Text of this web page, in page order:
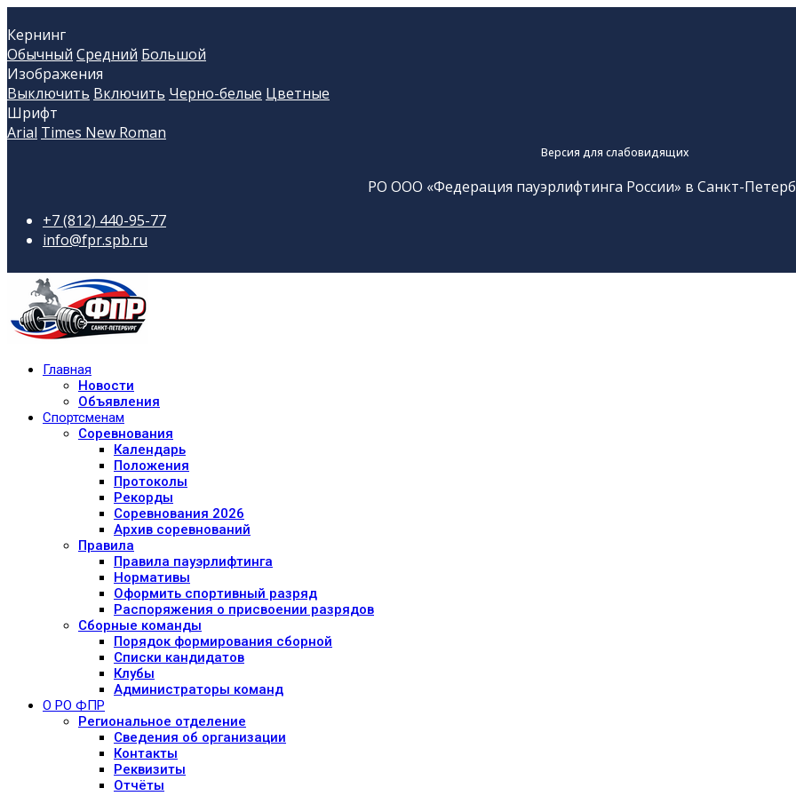
Кернинг
Обычный Средний Большой
Изображения
Выключить Включить Черно-белые Цветные
Шрифт
Arial Times New Roman
Версия для слабовидящих
РО ООО «Федерация пауэрлифтинга России» в Санкт-
+7 (812) 440-95-77
info@fpr.spb.ru
Главная
Новости
Объявления
Спортсменам
Соревнования
Календарь
Положения
Протоколы
Рекорды
Соревнования 2026
Архив соревнований
Правила
Правила пауэрлифтинга
Нормативы
Оформить спортивный разряд
Распоряжения о присвоении разрядов
Сборные команды
Порядок формирования сборной
Списки кандидатов
Клубы
Администраторы команд
О РО ФПР
Региональное отделение
Сведения об организации
Контакты
Реквизиты
Отчёты